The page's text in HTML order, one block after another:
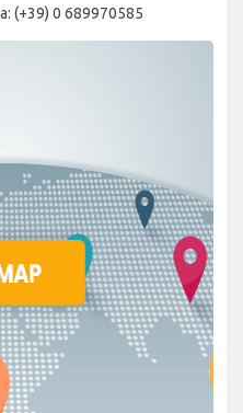
(+39) 0 689970585